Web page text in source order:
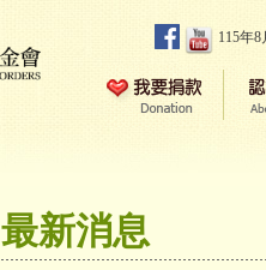
115年
最新消息